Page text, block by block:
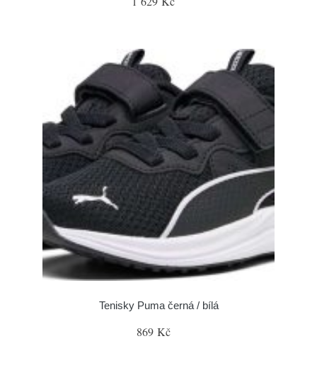
Tenisky Puma černá / bílá
869 Kč